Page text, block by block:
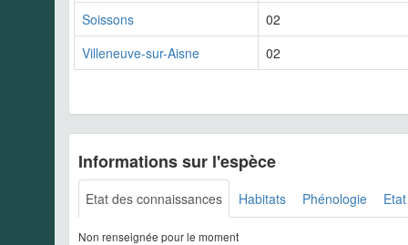
Soissons
02
Villeneuve-sur-Aisne
02
Informations sur l'espèce
Etat des connaissances Habitats Phénologie
Non renseignée pour le moment